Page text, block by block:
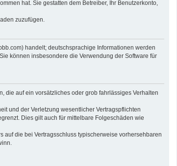
hat. Sie gestatten dem Betreiber, Ihr Benutzerkonto,
zuzufügen.
handelt; deutschsprachige Informationen werden
können insbesondere die Verwendung der Software für
die auf ein vorsätzliches oder grob fahrlässiges Verhalten
und der Verletzung wesentlicher Vertragspflichten
Dies gilt auch für mittelbare Folgeschäden wie
auf die bei Vertragsschluss typischerweise vorhersehbaren